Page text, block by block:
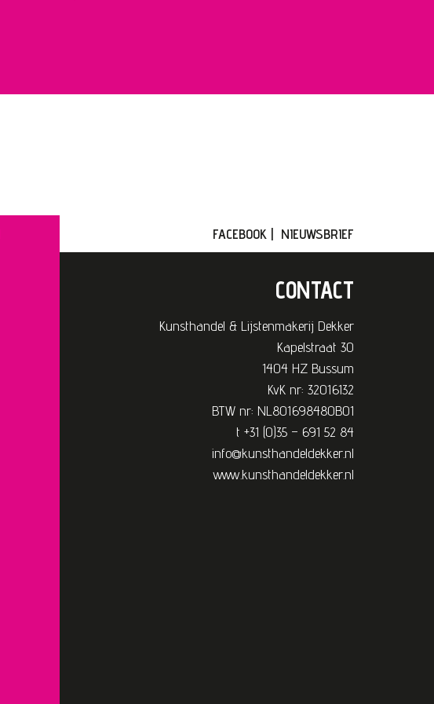
FACEBOOK NIEUWSBRIEF
CONTACT
Kunsthandel & Lijstenmakerij Dekker
Kapelstraat 30
1404 HZ Bussum
KvK nr: 32016132
BTW nr: NL801698480B01
t +31 (0)35 – 691 52 84
info@kunsthandeldekker.nl
www.kunsthandeldekker.nl